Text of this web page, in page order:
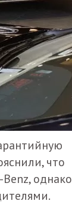
что
однако